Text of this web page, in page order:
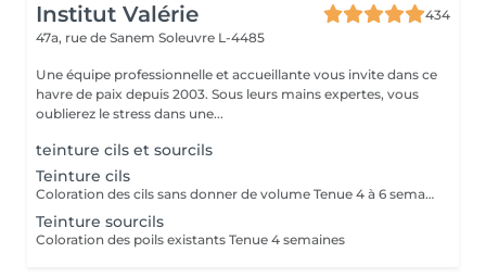
Institut Valérie
434
47a, rue de Sanem Soleuvre L-4485
Une équipe professionnelle et accueillante vous invite dans ce
havre de paix depuis 2003. Sous leurs mains expertes, vous
oublierez le stress dans une...
teinture cils et sourcils
Teinture cils
Coloration des cils sans donner de volume Tenue 4 à 6 semaines
Teinture sourcils
Coloration des poils existants Tenue 4 semaines